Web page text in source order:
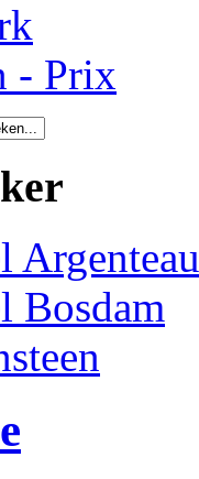
- Prix
Argenteau
Bosdam